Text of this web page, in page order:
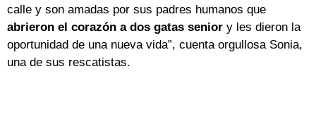
calle y son amadas por sus padres humanos que
abrieron el corazón a dos gatas senior y les dieron la
oportunidad de una nueva vida”, cuenta orgullosa Sonia,
una de sus rescatistas.